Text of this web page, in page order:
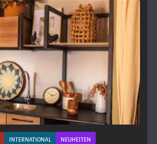
INTERNATIONAL NEUHEITEN